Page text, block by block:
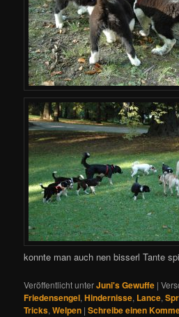
konnte man auch nen bisserl Tante
Veröffentlicht unterJuni's Gewuffe |
Friedensengel,Hindernisse, Lance,
Tricks,Welpen |Schreibe einen